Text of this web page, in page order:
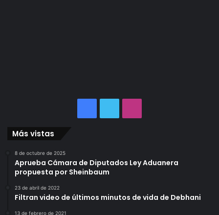
Más vistas
8 de octubre de 2025
Aprueba Cámara de Diputados Ley Aduanera
propuesta por Sheinbaum
23 de abril de 2022
Filtran video de últimos minutos de vida de Debhani
13 de febrero de 2021